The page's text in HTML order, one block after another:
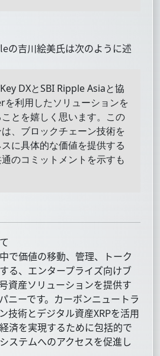
の吉川絵美氏は次のように述
DXとSBI Ripple Asiaと協
を利用したソリューションを
とを嬉しく思います。この
、ブロックチェーン技術を
に具体的な価値を提供する
のコミットメントを示すも
で価値の移動、管理、トーク
る、エンタープライズ向けブ
資産ソリューションを提供す
ニーです。カーボンニュートラ
技術とデジタル資産XRPを活用
済を実現するために包括的で
ステムへのアクセスを促進し